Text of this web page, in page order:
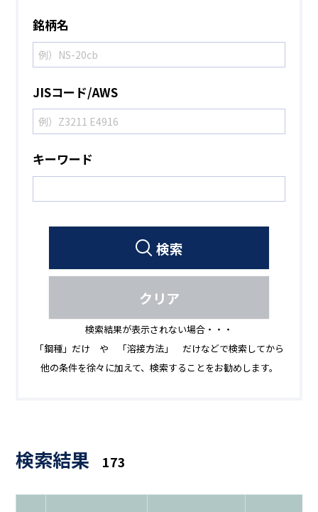
銘柄名
JISコード/AWS
キーワード
検索
クリア
検索結果が表示されない場合・・・
「鋼種」だけ や 「溶接方法」 だけなどで検索してから
他の条件を徐々に加えて、検索することをお勧めします。
検索結果 173